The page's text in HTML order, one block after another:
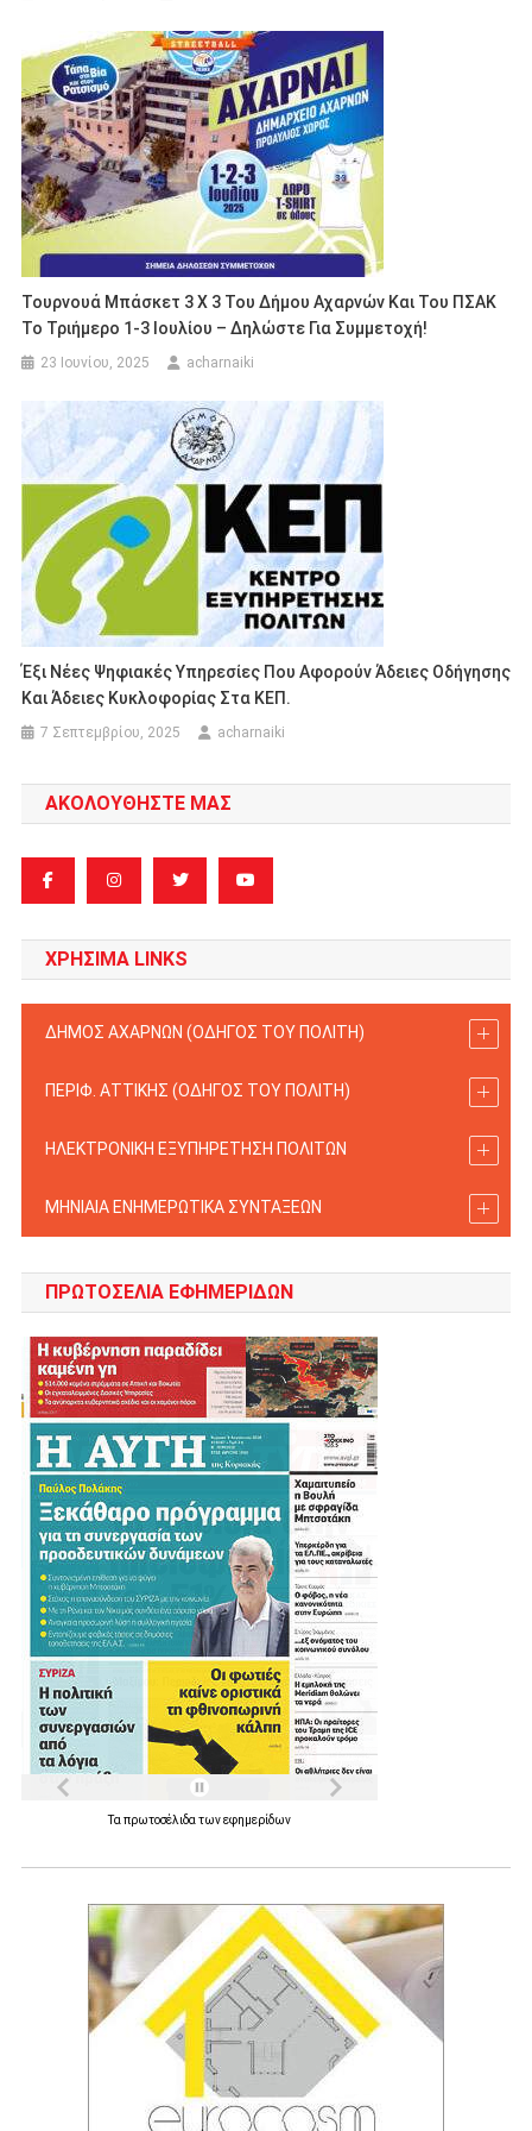
Τουρνουά Μπάσκετ 3 Χ 3 Του Δήμου Αχαρνών Και Του ΠΣΑΚ
Το Τριήμερο 1-3 Ιουλίου – Δηλώστε Για Συμμετοχή!
23 Ιουνίου, 2025 acharnaiki
Έξι Νέες Ψηφιακές Υπηρεσίες Που Αφορούν Άδειες Οδήγησης
Και Άδειες Κυκλοφορίας Στα ΚΕΠ.
7 Σεπτεμβρίου, 2025 acharnaiki
ΑΚΟΛΟΥΘΗΣΤΕ ΜΑΣ
ΧΡΗΣΙΜΑ LINKS
ΔΗΜΟΣ ΑΧΑΡΝΩΝ (ΟΔΗΓΟΣ TOY ΠΟΛΙΤΗ)
ΠΕΡΙΦ. ΑΤΤΙΚΗΣ (ΟΔΗΓΟΣ TOY ΠΟΛΙΤΗ)
ΗΛΕΚΤΡΟΝΙΚΗ ΕΞΥΠΗΡΕΤΗΣΗ ΠΟΛΙΤΩΝ
ΜΗΝΙΑΙΑ ΕΝΗΜΕΡΩΤΙΚΑ ΣΥΝΤΑΞΕΩΝ
ΠΡΩΤΟΣΈΛΙΑ ΕΦΗΜΕΡΊΔΩΝ
Ταπρωτοσέλιδατωνεφημερίδων